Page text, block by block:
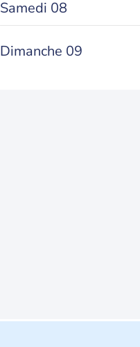
Samedi 08
Dimanche 09